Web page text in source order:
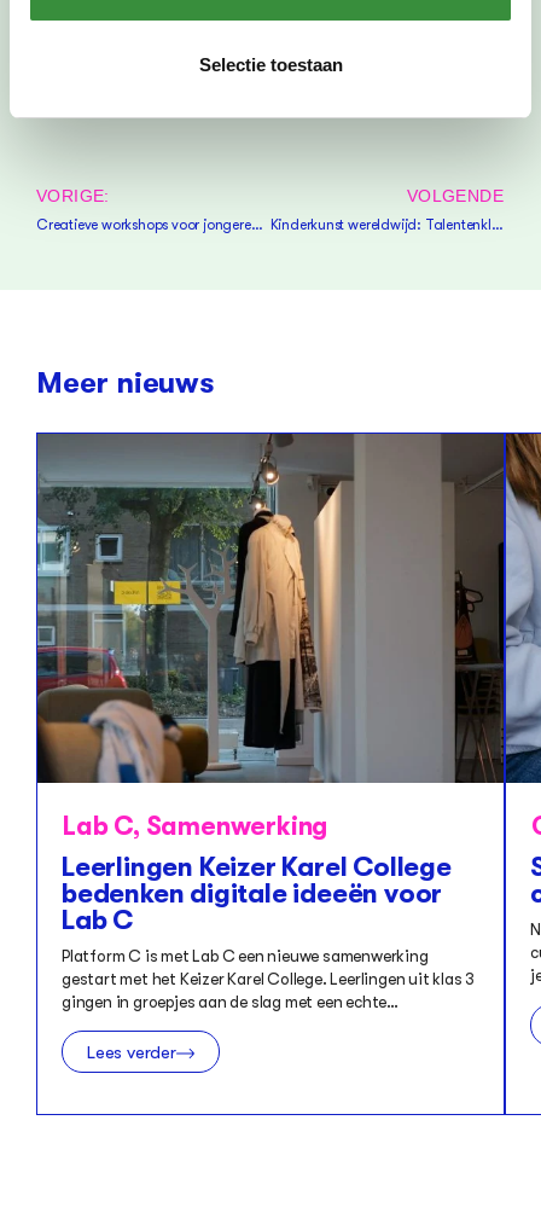
Selectie toestaan
VORIGE:
Creatieve workshops voor jongeren bij Lab C – schrijf je nu in!
VOLGENDE
Kinderkunst wereldwijd: Talentenklas docent Annefie van Itterzon in het zonnetje
Meer nieuws
Lab C, Samenwerking
Leerlingen Keizer Karel College
bedenken digitale ideeën voor
Lab C
Platform C is met Lab C een nieuwe samenwerking
gestart met het Keizer Karel College. Leerlingen uit klas 3
gingen in groepjes aan de slag met een echte…
Lees verder